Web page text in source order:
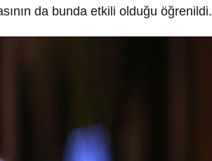
da bunda etkili olduğu öğrenildi.